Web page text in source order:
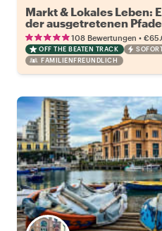
Markt & Lokales Leben:
der ausgetretenen
108 Bewertungen •
OFF THE BEATEN TRACK
FAMILIENFREUNDLICH